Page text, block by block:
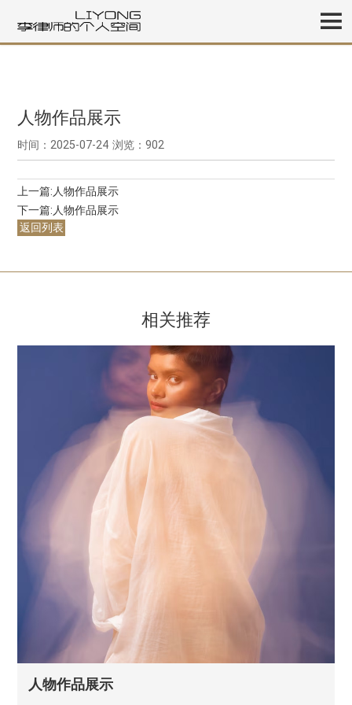
人物作品展示
时间：2025-07-24 浏览：902
上一篇:人物作品展示
下一篇: 人物作品展示
返回列表
相关推荐
人物作品展示